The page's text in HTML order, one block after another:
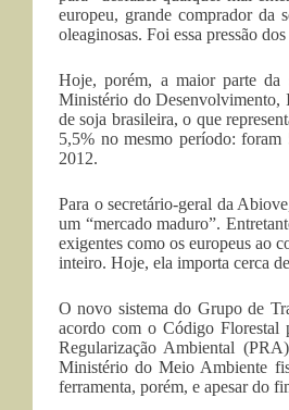
europeu, grande comprador da
oleaginosas. Foi essa pressão
Hoje, porém, a maior parte da
Ministério do Desenvolvimento,
de soja brasileira, o que
5,5% no mesmo período:
2012.
Para o secretário-geral da
um “mercado maduro”.
exigentes como os europeus ao
inteiro. Hoje, ela importa cerca
O novo sistema do Grupo de
acordo com o Código Florestal
Regularização Ambiental
Ministério do Meio Ambiente
ferramenta, porém, e apesar do